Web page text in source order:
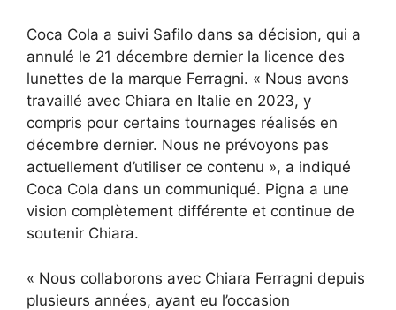
Coca Cola a suivi Safilo dans sa décision, qui a
annulé le 21 décembre dernier la licence des
lunettes de la marque Ferragni. « Nous avons
travaillé avec Chiara en Italie en 2023, y
compris pour certains tournages réalisés en
décembre dernier. Nous ne prévoyons pas
actuellement d’utiliser ce contenu », a indiqué
Coca Cola dans un communiqué. Pigna a une
vision complètement différente et continue de
soutenir Chiara.
« Nous collaborons avec Chiara Ferragni depuis
plusieurs années, ayant eu l’occasion